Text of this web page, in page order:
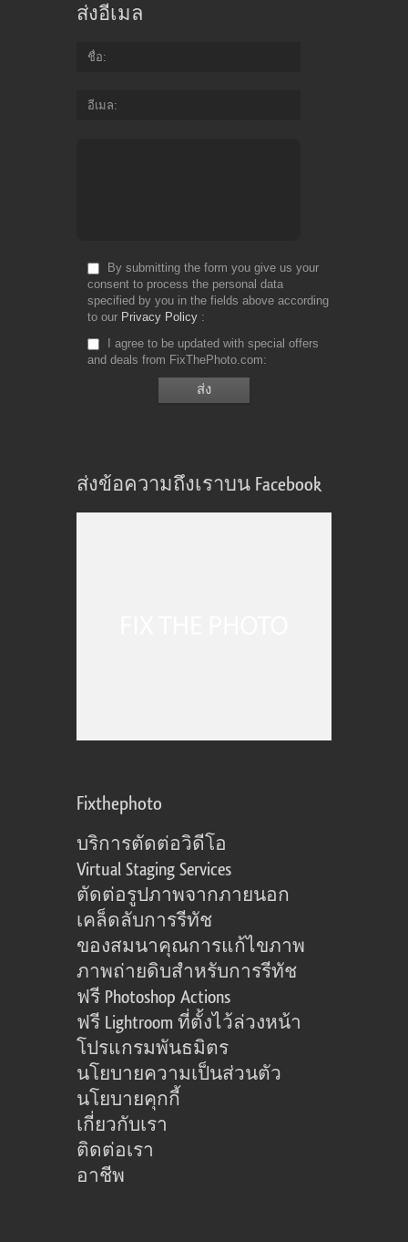
ส่งอีเมล
ชื่อ
อีเมล
By submitting the form you give us your
consent to process the personal data
specified by you in the fields above according
to our Privacy Policy
I agree to be updated with special offers
and deals from FixThePhoto.com
ส่งข้อความถึงเราบน Facebook
Fixthephoto
บริการตัดต่อวิดีโอ
Virtual Staging Services
ตัดต่อรูปภาพจากภายนอก
เคล็ดลับการรีทัช
ของสมนาคุณการแก้ไขภาพ
ภาพถ่ายดิบสำหรับการรีทัช
ฟรี Photoshop Actions
ฟรี Lightroom ที่ตั้งไว้ล่วงหน้า
โปรแกรมพันธมิตร
นโยบายความเป็นส่วนตัว
นโยบายคุกกี้
เกี่ยวกับเรา
ติดต่อเรา
อาชีพ